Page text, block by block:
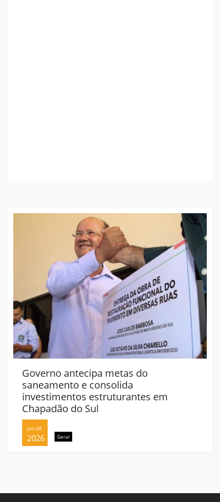
Governo antecipa metas do
saneamento e consolida
investimentos estruturantes em
Chapadão do Sul
jan 08
2026 Geral